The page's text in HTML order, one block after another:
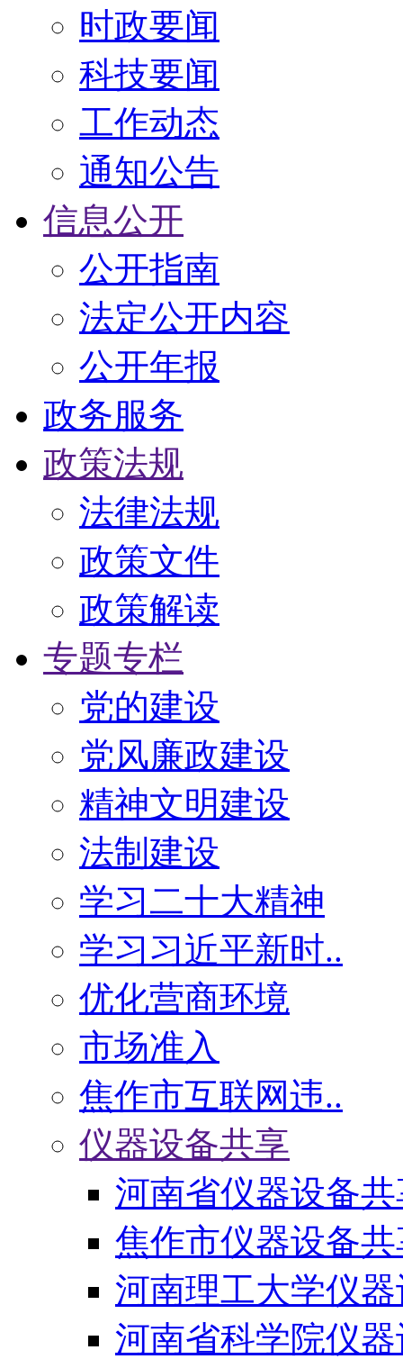
时政要闻
科技要闻
工作动态
通知公告
信息公开
公开指南
法定公开内容
公开年报
政务服务
政策法规
法律法规
政策文件
政策解读
专题专栏
党的建设
党风廉政建设
精神文明建设
法制建设
学习二十大精神
学习习近平新时..
优化营商环境
市场准入
焦作市互联网违..
仪器设备共享
河南省仪器设备
焦作市仪器设备
河南理工大学仪
河南省科学院仪